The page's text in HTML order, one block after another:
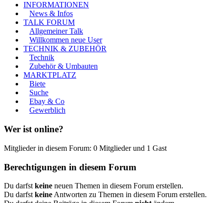
INFORMATIONEN
News & Infos
TALK FORUM
Allgemeiner Talk
Willkommen neue User
TECHNIK & ZUBEHÖR
Technik
Zubehör & Umbauten
MARKTPLATZ
Biete
Suche
Ebay & Co
Gewerblich
Wer ist online?
Mitglieder in diesem Forum: 0 Mitglieder und 1 Gast
Berechtigungen in diesem Forum
Du darfst keine neuen Themen in diesem Forum erstellen.
Du darfst keine Antworten zu Themen in diesem Forum erstellen.